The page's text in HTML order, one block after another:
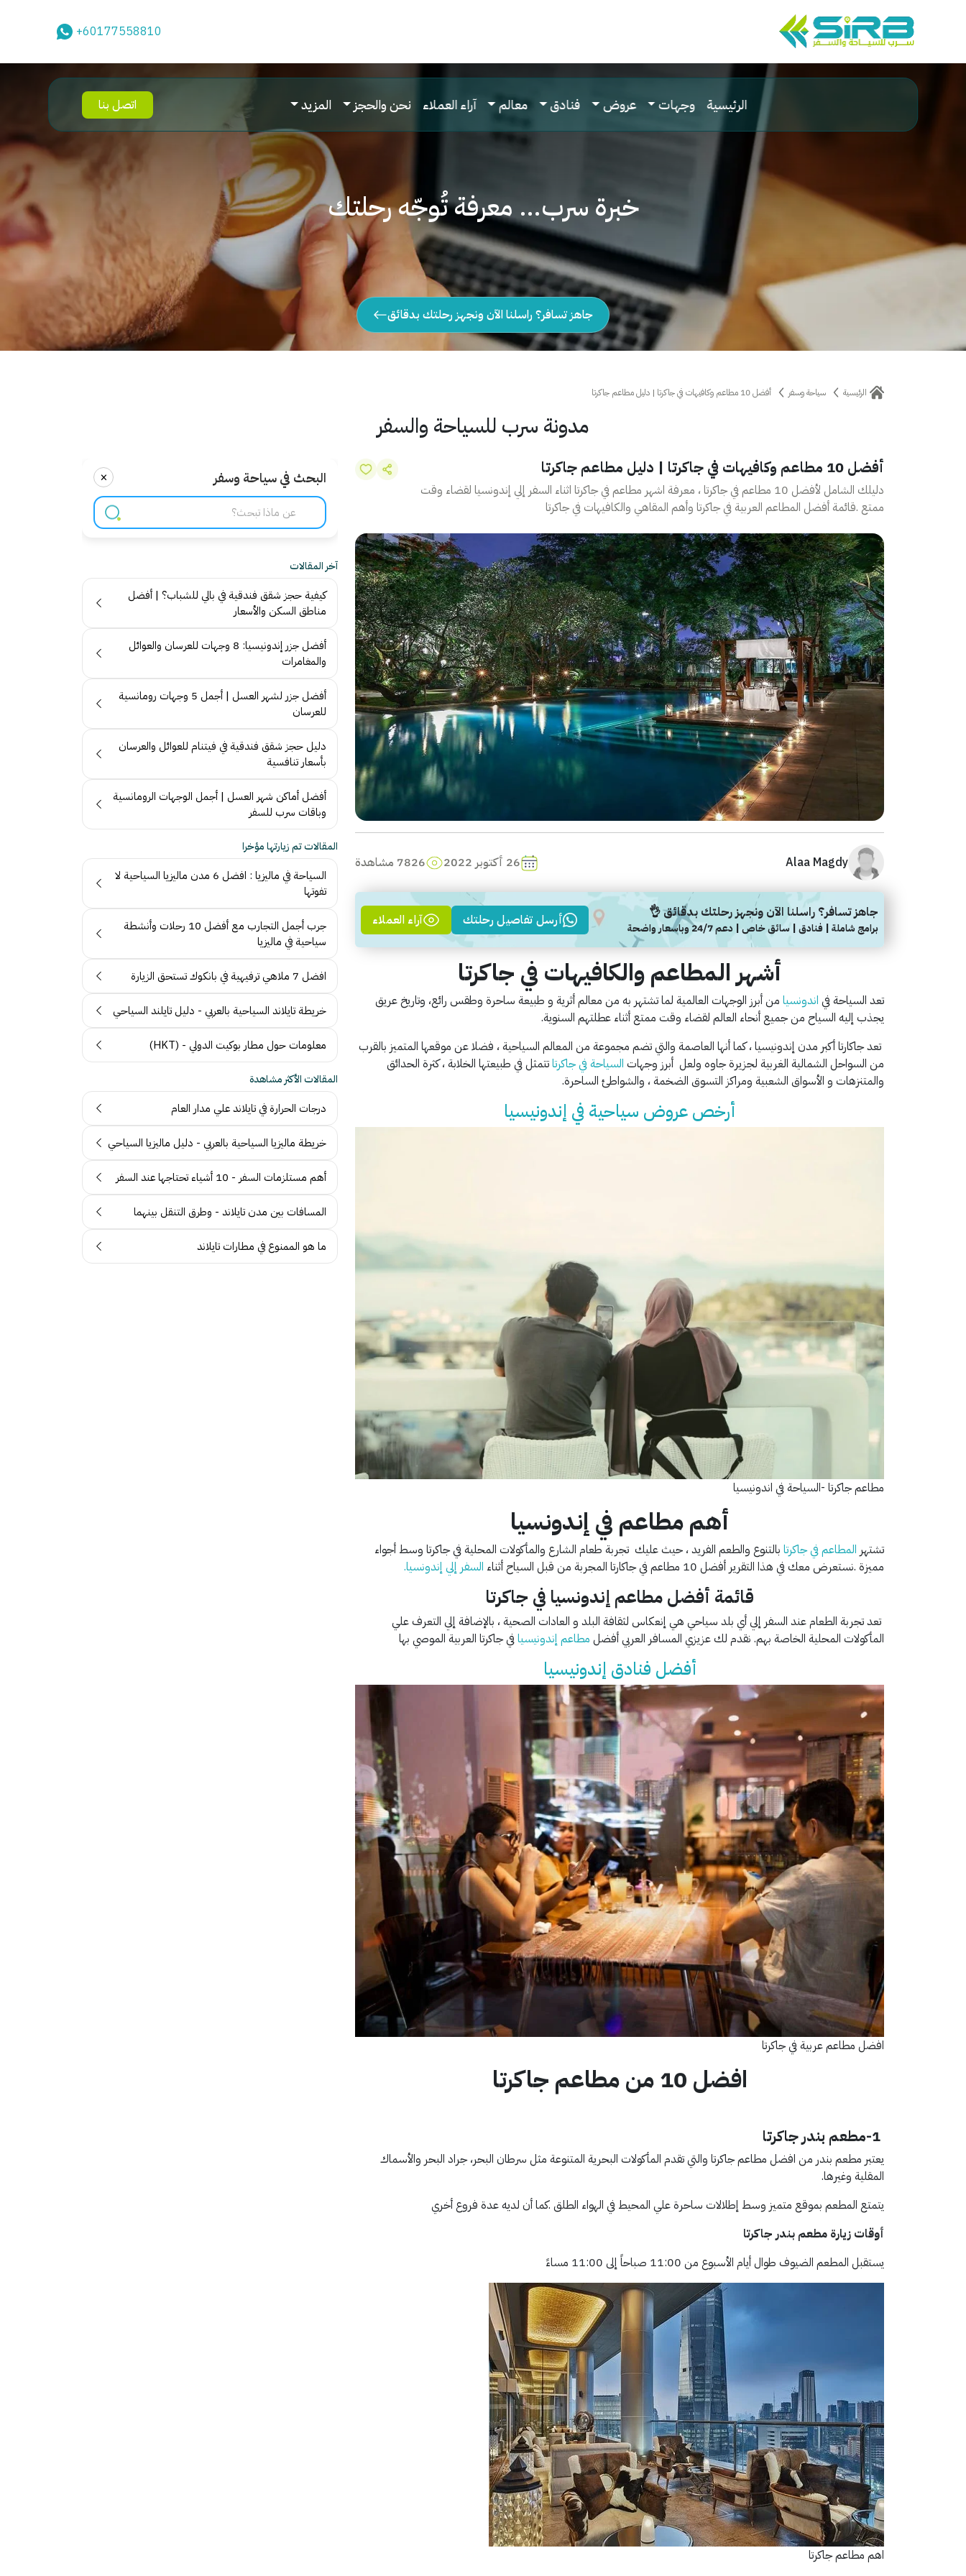
+60177558810
الرئيسية وجهات عروض فنادق معالم آراء العملاء نحن والحجز المزيد اتصل بنا
خبرة سرب… معرفة تُوجّه رحلتك
جاهز تسافر؟ راسلنا الآن ونجهز رحلتك بدقائق
الرئيسية سياحة وسفر أفضل 10 مطاعم وكافيهات في جاكرتا | دليل مطاعم جاكرتا
مدونة سرب للسياحة والسفر
أفضل 10 مطاعم وكافيهات في جاكرتا | دليل مطاعم جاكرتا
دليلك الشامل لأفضل 10 مطاعم في جاكرتا ، معرفة اشهر مطاعم في جاكرتا اثناء السفر إلي إندونسيا لقضاء وقت
ممتع .قائمة أفضل المطاعم العربية في جاكرتا وأهم المقاهي والكافيهات في جاكرتا
Alaa Magdy 26 أكتوبر 2022 7826 مشاهدة
جاهز تسافر؟ راسلنا الآن ونجهز رحلتك بدقائق 👌
برامج شاملة | فنادق | سائق خاص | دعم 24/7 وباسعار واضحة أرسل تفاصيل رحلتك آراء العملاء
أشهر المطاعم والكافيهات في جاكرتا
تعد السياحة في اندونسيا من أبرز الوجهات العالمية لما تشتهر به من معالم أثرية و طبيعة ساحرة وطقس رائع، وتاريخ عريق
يجذب إليه السياح من جميع أنحاء العالم لقضاء وقت ممتع أثناء عطلتهم السنوية.
تعد جاكارتا أكبر مدن إندونيسيا ، كما أنها العاصمة والتي تضم مجموعة من المعالم السياحية ، فضلا عن موقعها المتميز بالقرب
من السواحل الشمالية الغربية لجزيرة جاوه ولعل أبرز وجهات السياحة في جاكرتاتتمثل في طبيعتها الخلابة ، كثرة الحدائق
والمتنزهات و الأسواق الشعبية ومراكز التسوق الضخمة ، والشواطئ الساحرة.
أرخص عروض سياحية في إندونيسيا
مطاعم جاكرتا -السياحة في اندونيسيا
أهم مطاعم في إندونسيا
تشتهر المطاعم في جاكرتا بالتنوع والطعم الفريد ، حيث عليك تجربة طعام الشارع والمأكولات المحلية في جاكرتا وسط أجواء
مميزة .نستعرض معك في هذا التقرير أفضل 10 مطاعم في جاكارتا المجربة من قبل السياح أثناء
السفر إلي إندونسيا.
قائمة أفضل مطاعم إندونسيا في جاكرتا
تعد تجربة الطعام عند السفر إلي أي بلد سياحي هي إنعكاس لثقافة البلد و العادات الصحية ، بالإضافة إلي التعرف علي
المأكولات المحلية الخاصة بهم. نقدم لك عزيزي المسافر العربي أفضل مطاعم إندونيسيافي جاكرتا العربية الموصي بها
أفضل فنادق إندونيسيا
افضل مطاعم عربية في جاكرتا
افضل 10 من مطاعم جاكرتا
يعتبر مطعم بندر من افضل مطاعم جاكرتا والتي تقدم المأكولات البحرية المتنوعة مثل سرطان البحر، جراد البحر والأسماك
المقلية وغيرها.
يتمتع المطعم بموقع متميز وسط إطلالات ساحرة علي المحيط في الهواء الطلق .كما أن لديه عدة فروع أخري
أوقات زيارة مطعم بندر جاكرتا
يستقبل المطعم الضيوف طوال أيام الأسبوع من 11:00 صباحاً إلى 11:00 مساءً
اهم مطاعم جاكرتا
البحث في سياحة وسفر ×
آخر المقالات
كيفية حجز شقق فندقية في بالي للشباب؟ | أفضل
مناطق السكن والأسعار
أفضل جزر إندونيسيا: 8 وجهات للعرسان والعوائل
والمغامرات
أفضل جزر لشهر العسل | أجمل 5 وجهات رومانسية
للعرسان
دليل حجز شقق فندقية في فيتنام للعوائل والعرسان
بأسعار تنافسية
أفضل أماكن شهر العسل | أجمل الوجهات الرومانسية
وباقات سرب للسفر
المقالات تم زيارتها مؤخرا
السياحة في ماليزيا : افضل 6 مدن ماليزيا السياحية لا
تفوتها
جرب أجمل التجارب مع أفضل 10 رحلات وأنشطة
سياحية في ماليزيا
افضل 7 ملاهي ترفيهية في بانكوك تستحق الزيارة
خريطة تايلاند السياحية بالعربي - دليل تايلند السياحي
معلومات حول مطار بوكيت الدولي - (HKT)
المقالات الأكثر مشاهدة
درجات الحرارة في تايلاند علي مدار العام
خريطة ماليزيا السياحية بالعربي - دليل ماليزيا السياحي
أهم مستلزمات السفر - 10 أشياء تحتاجها عند السفر
المسافات بين مدن تايلاند - وطرق التنقل بينهما
ما هو الممنوع في مطارات تايلاند